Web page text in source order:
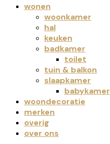
wonen
woonkamer
hal
keuken
badkamer
toilet
tuin & balkon
slaapkamer
babykamer
woondecoratie
merken
overig
over ons